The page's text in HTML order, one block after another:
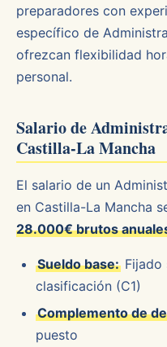
preparadores con
específico de
ofrezcan flexibilidad
personal.
Salario de
Castilla-La Mancha
El salario de un
en Castilla-La Mancha
28.000€ brutos
Sueldo base: Fijado
clasificación (C1)
Complemento de
puesto